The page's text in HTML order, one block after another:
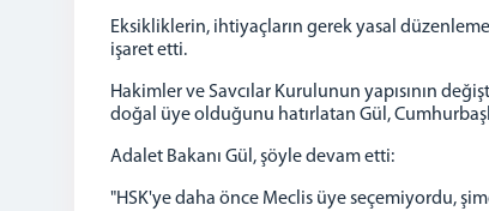
Eksikliklerin, ihtiyaçların gerek yasal
işaret etti.
Hakimler ve Savcılar Kurulunun yapısının
doğal üye olduğunu hatırlatan Gül,
Adalet Bakanı Gül, şöyle devam etti:
"HSK'ye daha önce Meclis üye seçemiyordu,